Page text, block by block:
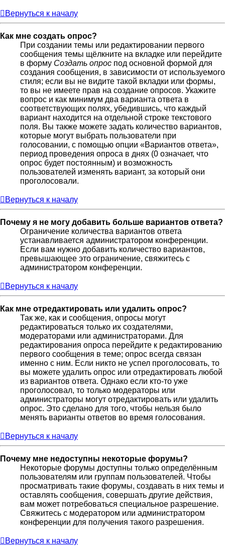
Вернуться к началу
Как мне создать опрос?
При создании темы или редактировании первого
сообщения темы щёлкните на вкладке или перейдите
в форму Создать опрос под основной формой для
создания сообщения, в зависимости от используемого
стиля; если вы не видите такой вкладки или формы,
то вы не имеете прав на создание опросов. Укажите
вопрос и как минимум два варианта ответа в
соответствующих полях, убедившись, что каждый
вариант находится на отдельной строке текстового
поля. Вы также можете задать количество вариантов,
которые могут выбрать пользователи при
голосовании, с помощью опции «Вариантов ответа»,
период проведения опроса в днях (0 означает, что
опрос будет постоянным) и возможность
пользователей изменять вариант, за который они
проголосовали.
Вернуться к началу
Почему я не могу добавить больше вариантов ответа?
Ограничение количества вариантов ответа
устанавливается администратором конференции.
Если вам нужно добавить количество вариантов,
превышающее это ограничение, свяжитесь с
администратором конференции.
Вернуться к началу
Как мне отредактировать или удалить опрос?
Так же, как и сообщения, опросы могут
редактироваться только их создателями,
модераторами или администраторами. Для
редактирования опроса перейдите к редактированию
первого сообщения в теме; опрос всегда связан
именно с ним. Если никто не успел проголосовать, то
вы можете удалить опрос или отредактировать любой
из вариантов ответа. Однако если кто-то уже
проголосовал, то только модераторы или
администраторы могут отредактировать или удалить
опрос. Это сделано для того, чтобы нельзя было
менять варианты ответов во время голосования.
Вернуться к началу
Почему мне недоступны некоторые форумы?
Некоторые форумы доступны только определённым
пользователям или группам пользователей. Чтобы
просматривать такие форумы, создавать в них темы и
оставлять сообщения, совершать другие действия,
вам может потребоваться специальное разрешение.
Свяжитесь с модератором или администратором
конференции для получения такого разрешения.
Вернуться к началу